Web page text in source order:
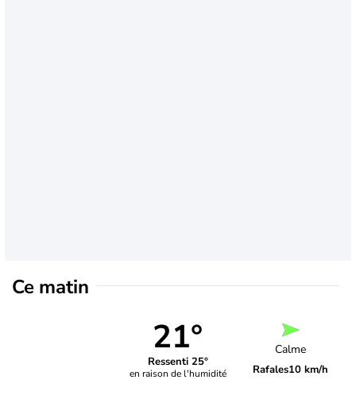
Ce matin
21°
Ressenti 25°
en raison de l'humidité
Calme
Rafales10 km/h